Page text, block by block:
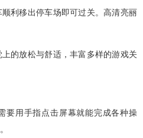
利移出停车场即可过关。高清亮丽
的放松与舒适，丰富多样的游戏关
要用手指点击屏幕就能完成各种操